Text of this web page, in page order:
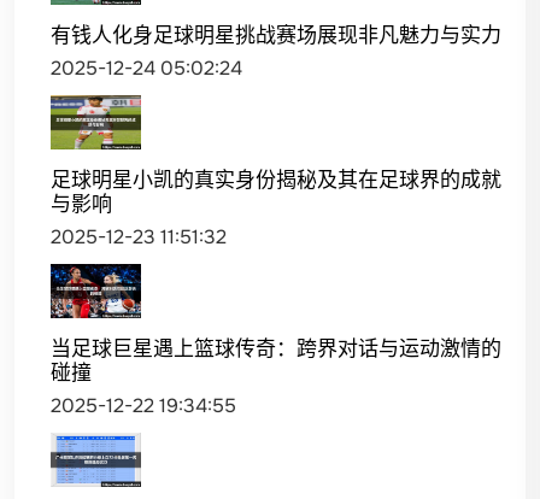
有钱人化身足球明星挑战赛场展现非凡魅力与实力
2025-12-24 05:02:24
足球明星小凯的真实身份揭秘及其在足球界的成就
与影响
2025-12-23 11:51:32
当足球巨星遇上篮球传奇：跨界对话与运动激情的
碰撞
2025-12-22 19:34:55